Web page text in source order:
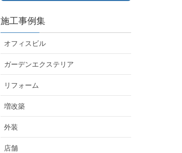
施工事例集
オフィスビル
ガーデンエクステリア
リフォーム
増改築
外装
店舗